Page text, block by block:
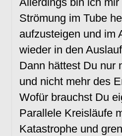
Strömung im Tube
aufzusteigen und im
wieder in den
Dann hättest Du nur
und nicht mehr des
Wofür brauchst Du
Parallele Kreisläufe
Katastrophe und